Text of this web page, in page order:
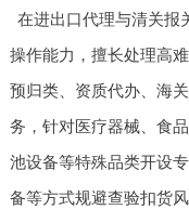
在进出口代理与清关报
操作能力，擅长处理高
预归类、资质代办、海
务，针对医疗器械、食
池设备等特殊品类开设
备等方式规避查验扣货